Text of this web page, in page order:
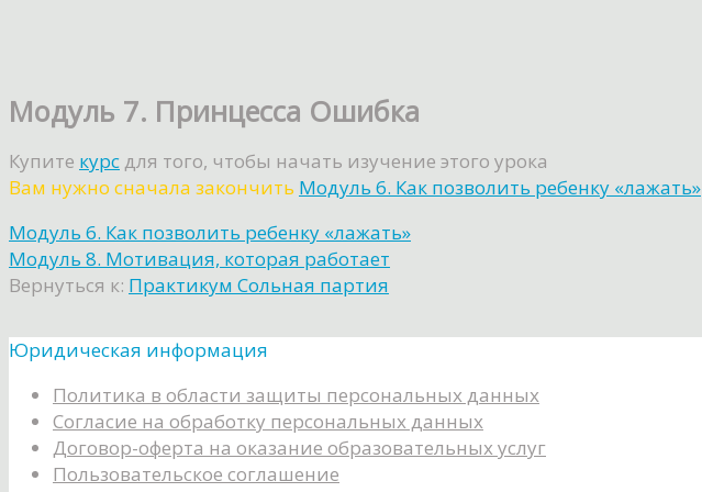
Модуль 7. Принцесса Ошибка
Купите курс для того, чтобы начать изучение этого урока
Вам нужно сначала закончить Модуль 6. Как позволить ребенку «лажать»
Модуль 6. Как позволить ребенку «лажать»
Модуль 8. Мотивация, которая работает
Вернуться к: Практикум Сольная партия
Юридическая информация
Политика в области защиты персональных данных
Согласие на обработку персональных данных
Договор-оферта на оказание образовательных услуг
Пользовательское соглашение